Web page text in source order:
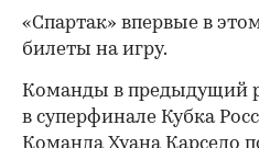
«Спартак» впервые в
билеты на игру.
Команды в предыдущий
в суперфинале Кубка
Команда Хуана Карседо